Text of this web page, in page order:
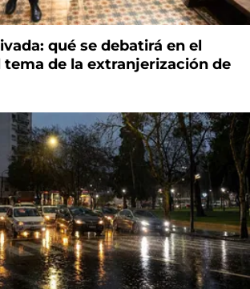
qué se debatirá en el
tema de la extranjerización de